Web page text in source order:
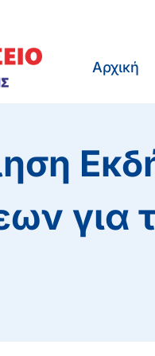
Αρχική
για